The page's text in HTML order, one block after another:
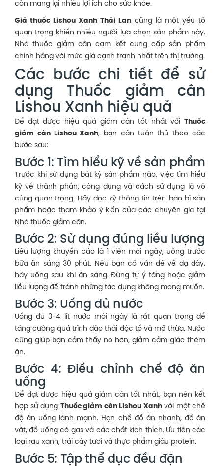
còn mang lại nhiều lợi ích cho sức khỏe.
Giá thuốc Lishou Xanh Thái Lan cũng là một yếu tố
quan trọng khiến nhiều người lựa chọn sản phẩm này.
Nhà thuốc giảm cân cam kết cung cấp sản phẩm
chính hãng với mức giá cạnh tranh nhất trên thị trường.
Các bước chi tiết để sử
dụng Thuốc giảm cân
Lishou Xanh hiệu quả
Để đạt được hiệu quả giảm cân tốt nhất với Thuốc
giảm cân Lishou Xanh, bạn cần tuân thủ theo các
bước sau:
Bước 1: Tìm hiểu kỹ về sản phẩm
Trước khi sử dụng bất kỳ sản phẩm nào, việc tìm hiểu
kỹ về thành phần, công dụng và cách sử dụng là vô
cùng quan trọng. Hãy đọc kỹ thông tin trên bao bì sản
phẩm hoặc tham khảo ý kiến của các chuyên gia tại
Nhà thuốc giảm cân.
Bước 2: Sử dụng đúng liều lượng
Liều lượng khuyến cáo là 1 viên mỗi ngày, uống trước
bữa ăn sáng 30 phút. Nếu bạn có vấn đề về dạ dày,
hãy uống sau khi ăn sáng. Đừng tự ý tăng hoặc giảm
liều lượng để tránh những tác dụng không mong muốn.
Bước 3: Uống đủ nước
Uống đủ 3-4 lít nước mỗi ngày là rất quan trọng để
tăng cường quá trình đào thải độc tố và mỡ thừa. Nước
cũng giúp bạn cảm thấy no hơn, giảm cảm giác thèm
ăn.
Bước 4: Điều chỉnh chế độ ăn
uống
Để đạt được hiệu quả giảm cân tốt nhất, bạn nên kết
hợp sử dụng Thuốc giảm cân Lishou Xanh với một chế
độ ăn uống lành mạnh. Hạn chế đồ ăn nhanh, đồ ăn
vặt, đồ uống có gas và các chất kích thích. Ưu tiên các
loại rau xanh, trái cây tươi và thực phẩm giàu protein.
Bước 5: Tập thể dục đều đặn